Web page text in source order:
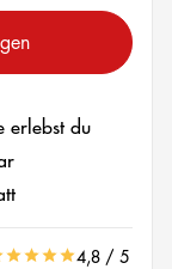
erlebst du
4,8 / 5